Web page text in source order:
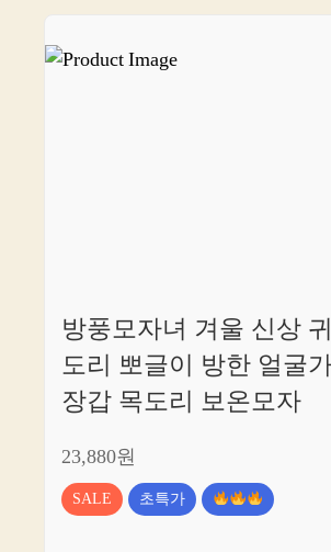
방풍모자녀 겨울 신상
도리 뽀글이 방한 얼굴
장갑 목도리 보온모자
23,880원
SALE 초특가